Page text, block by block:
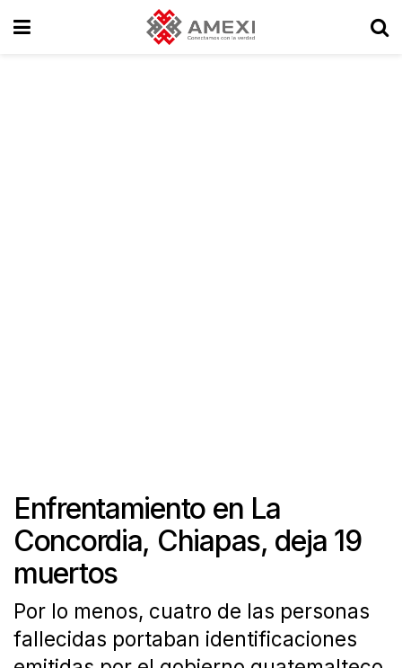
Enfrentamiento en La
Concordia, Chiapas, deja 19
muertos
Por lo menos, cuatro de las personas
fallecidas portaban identificaciones